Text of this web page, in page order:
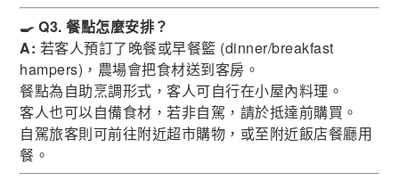
🍳 Q3. 餐點怎麼安排？
A: 若客人預訂了晚餐或早餐籃 (dinner/breakfast
hampers)，農場會把食材送到客房。
餐點為自助烹調形式，客人可自行在小屋內料理。
客人也可以自備食材，若非自駕，請於抵達前購買。
自駕旅客則可前往附近超市購物，或至附近飯店餐廳用
餐。